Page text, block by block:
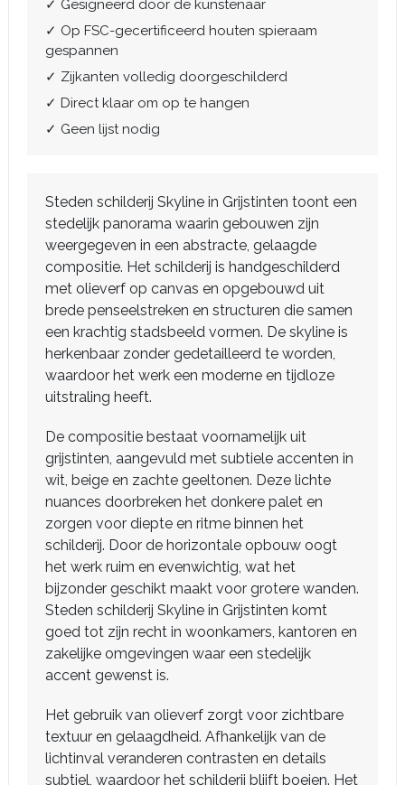
✓ Gesigneerd door de kunstenaar
✓ Op FSC-gecertificeerd houten spieraam
gespannen
✓ Zijkanten volledig doorgeschilderd
✓ Direct klaar om op te hangen
✓ Geen lijst nodig
Steden schilderij Skyline in Grijstinten toont een
stedelijk panorama waarin gebouwen zijn
weergegeven in een abstracte, gelaagde
compositie. Het schilderij is handgeschilderd
met olieverf op canvas en opgebouwd uit
brede penseelstreken en structuren die samen
een krachtig stadsbeeld vormen. De skyline is
herkenbaar zonder gedetailleerd te worden,
waardoor het werk een moderne en tijdloze
uitstraling heeft.
De compositie bestaat voornamelijk uit
grijstinten, aangevuld met subtiele accenten in
wit, beige en zachte geeltonen. Deze lichte
nuances doorbreken het donkere palet en
zorgen voor diepte en ritme binnen het
schilderij. Door de horizontale opbouw oogt
het werk ruim en evenwichtig, wat het
bijzonder geschikt maakt voor grotere wanden.
Steden schilderij Skyline in Grijstinten komt
goed tot zijn recht in woonkamers, kantoren en
zakelijke omgevingen waar een stedelijk
accent gewenst is.
Het gebruik van olieverf zorgt voor zichtbare
textuur en gelaagdheid. Afhankelijk van de
lichtinval veranderen contrasten en details
subtiel, waardoor het schilderij blijft boeien. Het